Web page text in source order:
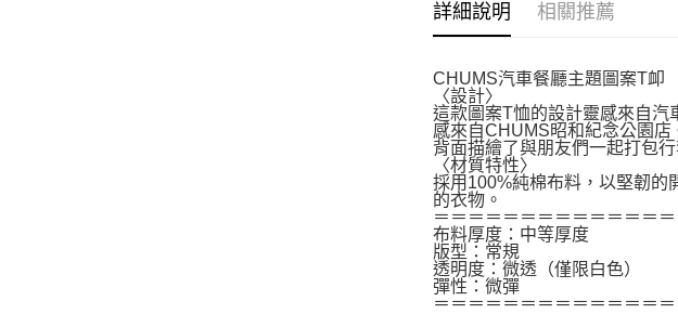
詳細說明 相關推薦
CHUMS汽車餐廳主題圖案T卹
〈設計〉
這款圖案T恤的設計靈感來自汽
感來自CHUMS昭和紀念公園店
背面描繪了與朋友們一起打包
〈材質特性〉
採用100%純棉布料，以堅韌的
的衣物。
＝＝＝＝＝＝＝＝＝＝＝＝＝
布料厚度：中等厚度
版型：常規
透明度：微透（僅限白色）
彈性：微彈
＝＝＝＝＝＝＝＝＝＝＝＝＝